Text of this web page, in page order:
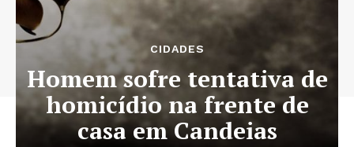
CIDADES
Homem sofre tentativa de
homicídio na frente de
casa em Candeias